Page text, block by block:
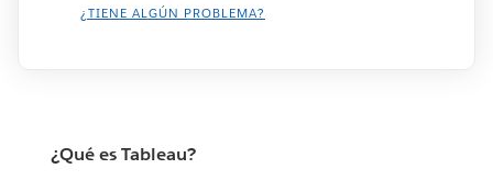
¿TIENE ALGÚN PROBLEMA?
¿Qué es Tableau?